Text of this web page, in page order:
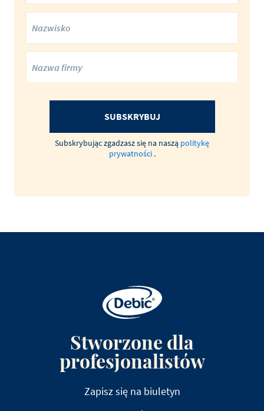
SUBSKRYBUJ
Subskrybując zgadzasz się na naszą politykę
prywatności .
Stworzone dla
profesjonalistów
Zapisz się na biuletyn